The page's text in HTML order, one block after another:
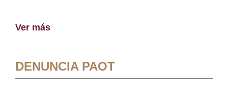
Ver más
DENUNCIA PAOT